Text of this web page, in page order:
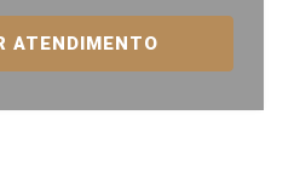
ATENDIMENTO